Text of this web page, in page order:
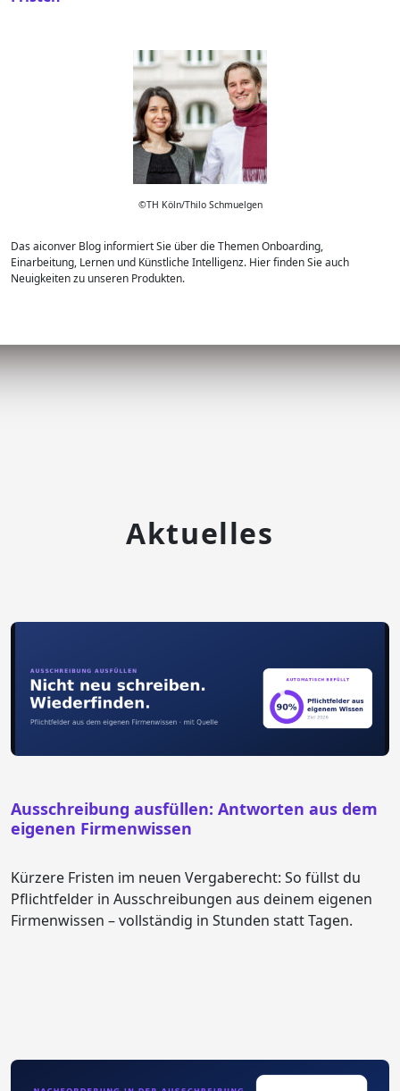
X
©TH Köln/Thilo Schmuelgen
Das aiconver Blog informiert Sie über die Themen Onboarding,
Einarbeitung, Lernen und Künstliche Intelligenz. Hier finden Sie auch
Neuigkeiten zu unseren Produkten.
Aktuelles
Ausschreibung ausfüllen: Antworten aus dem
eigenen Firmenwissen
Kürzere Fristen im neuen Vergaberecht: So füllst du
Pflichtfelder in Ausschreibungen aus deinem eigenen
Firmenwissen – vollständig in Stunden statt Tagen.